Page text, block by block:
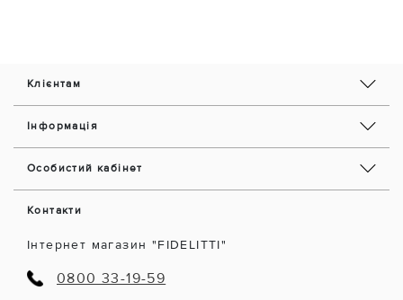
Клієнтам
Інформація
Особистий кабінет
Контакти
Інтернет магазин "FIDELITTI"
0800 33-19-59